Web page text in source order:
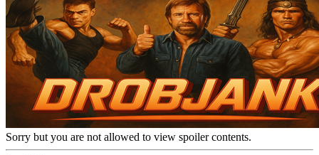
Sorry but you are not allowed to view spoiler contents.